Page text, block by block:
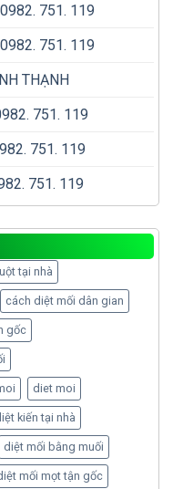
751. 119
751. 119
THẠNH
751. 119
751. 119
751. 119
tại nhà
cách diệt mối dân gian
gốc
diet moi
kiến tại nhà
diệt mối bằng muối
mối mọt tận gốc